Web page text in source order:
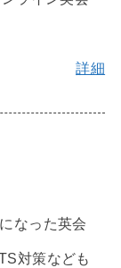
詳細
なった英会
対策なども